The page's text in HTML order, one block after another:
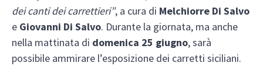
dei canti dei carrettieri”, a cura di Melchiorre Di Salvo
e Giovanni Di Salvo. Durante la giornata, ma anche
nella mattinata di domenica 25 giugno, sarà
possibile ammirare l’esposizione dei carretti siciliani.